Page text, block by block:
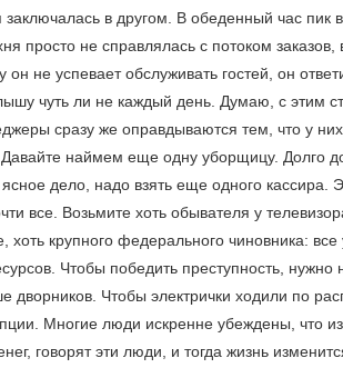
в другом. В обеденный час пик
просто не справлялась с потоком
не успевает обслуживать гостей, он
чуть ли не каждый день. Думаю, с этим
сразу же оправдываются тем, что у
наймем еще одну уборщицу. Долго
дело, надо взять еще одного кассира.
все. Возьмите хоть обывателя у
крупного федерального чиновника: все
Чтобы победить преступность, нужно
дворников. Чтобы электрички ходили по
Многие люди искренне убеждены, что
говорят эти люди, и тогда жизнь